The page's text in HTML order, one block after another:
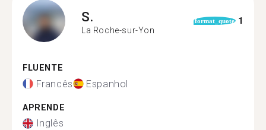
S.
La Roche-sur-Yon
format_quote 1
FLUENTE
Francês Espanhol
APRENDE
Inglês